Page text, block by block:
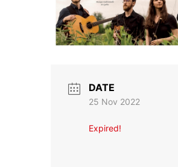
DATE
25 Nov 2022
Expired!